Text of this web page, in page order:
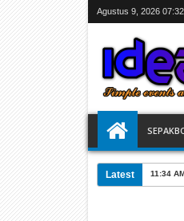
Agustus 9, 2026
Latest 11:34